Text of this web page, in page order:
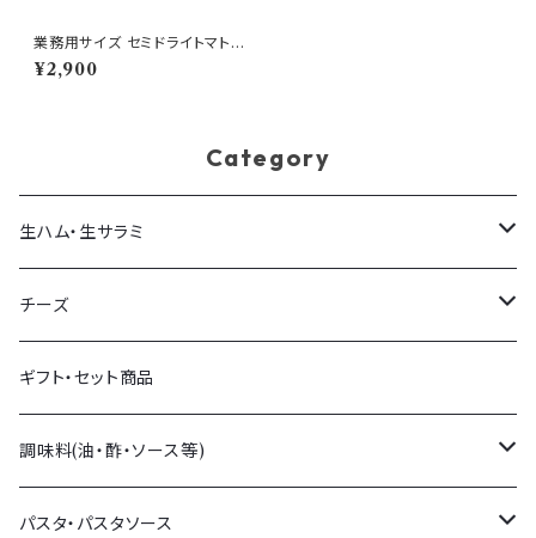
業務用サイズ セミドライトマト
オイル漬け 800g缶 イタリア
食材
¥2,900
Category
生ハム・生サラミ
生ハム
生サラミ
イタリア産
フランス産
チーズ
量り売りチーズ
パック販売チーズ
チーズアソート
ギフト・セット商品
調味料(油・酢・ソース等)
オリーブオイル・他オイル
パスタ・パスタソース